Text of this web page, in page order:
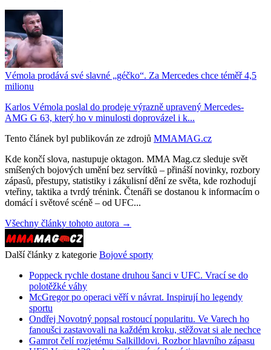
Vémola prodává své slavné „géčko“. Za Mercedes chce téměř 4,5
milionu
Karlos Vémola poslal do prodeje výrazně upravený Mercedes-
AMG G 63, který ho v minulosti doprovázel i k...
Tento článek byl publikován ze zdrojů MMAMAG.cz
Kde končí slova, nastupuje oktagon. MMA Mag.cz sleduje svět
smíšených bojových umění bez servítků – přináší novinky, rozbory
zápasů, přestupy, statistiky i zákulisní dění ze světa, kde rozhodují
vteřiny, taktika a tvrdý trénink. Čtenáři se dostanou k informacím o
domácí i světové scéně – od UFC...
Všechny články tohoto autora →
Další články z kategorie Bojové sporty
Poppeck rychle dostane druhou šanci v UFC. Vrací se do
polotěžké váhy
McGregor po operaci věří v návrat. Inspirují ho legendy
sportu
Ondřej Novotný popsal rostoucí popularitu. Ve Varech ho
fanoušci zastavovali na každém kroku, stěžovat si ale nechce
Gamrot čelí rozjetému Salkilldovi. Rozbor hlavního zápasu